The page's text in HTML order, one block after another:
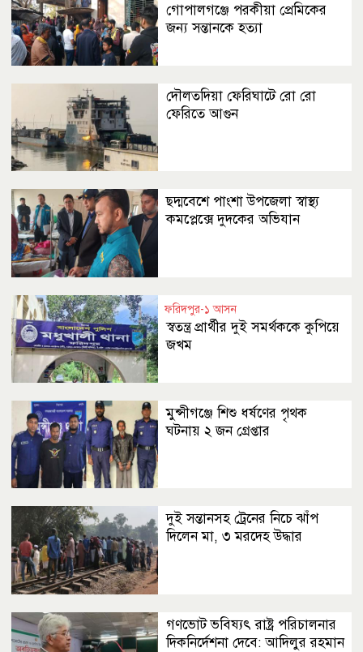
গোপালগঞ্জে পরকীয়া প্রেমিকের
জন্য সন্তানকে হত্যা
দৌলতদিয়া ফেরিঘাটে রো রো
ফেরিতে আগুন
ছদ্মবেশে পাংশা উপজেলা স্বাস্থ্য
কমপ্লেক্সে দুদকের অভিযান
ফরিদপুর-১ আসন
স্বতন্ত্র প্রার্থীর দুই সমর্থককে কুপিয়ে
জখম
মুন্সীগঞ্জে শিশু ধর্ষণের পৃথক
ঘটনায় ২ জন গ্রেপ্তার
দুই সন্তানসহ ট্রেনের নিচে ঝাঁপ
দিলেন মা, ৩ মরদেহ উদ্ধার
গণভোট ভবিষ্যৎ রাষ্ট্র পরিচালনার
দিকনির্দেশনা দেবে: আদিলুর রহমান